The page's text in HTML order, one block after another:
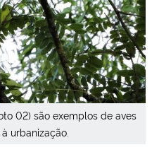
02) são exemplos de aves
urbanização.